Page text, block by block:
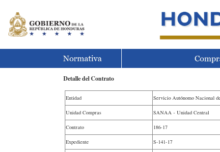
Detalle del Contrato
Entidad Servicio Autónomo Nacional
Unidad Compras SANAA - Unidad Central
Contrato 186-17
Expediente S-141-17